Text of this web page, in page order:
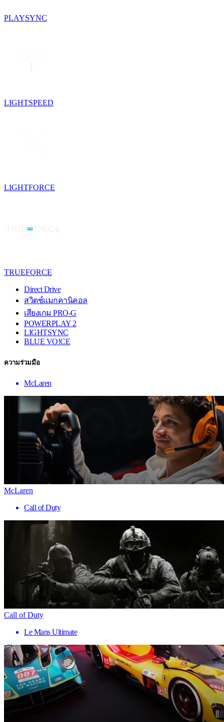
PLAYSYNC
LIGHTSPEED
LIGHTFORCE
TRUEFORCE
Direct Drive
สวิตช์แมกคานิคอล
เสียงเกม PRO-G
POWERPLAY 2
LIGHTSYNC
BLUE VO!CE
ความร่วมมือ
McLaren
McLaren
Call of Duty
Call of Duty
Le Mans Ultimate